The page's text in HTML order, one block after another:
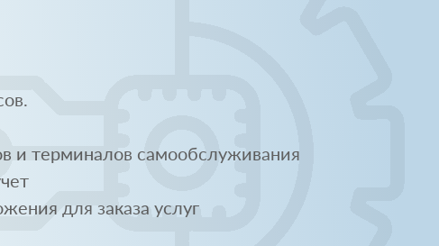
и терминалов самообслуживания
для заказа услуг